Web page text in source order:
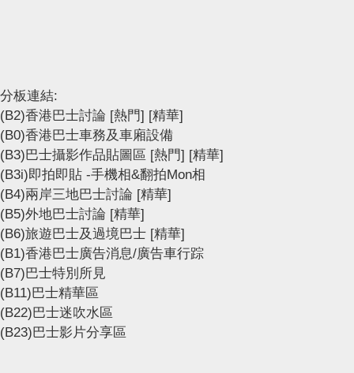
分板連結:
(B2)香港巴士討論 [熱門] [精華]
(B0)香港巴士車務及車廂設備
(B3)巴士攝影作品貼圖區 [熱門] [精華]
(B3i)即拍即貼 -手機相&翻拍Mon相
(B4)兩岸三地巴士討論 [精華]
(B5)外地巴士討論 [精華]
(B6)旅遊巴士及過境巴士 [精華]
(B1)香港巴士廣告消息/廣告車行踪
(B7)巴士特別所見
(B11)巴士精華區
(B22)巴士迷吹水區
(B23)巴士影片分享區